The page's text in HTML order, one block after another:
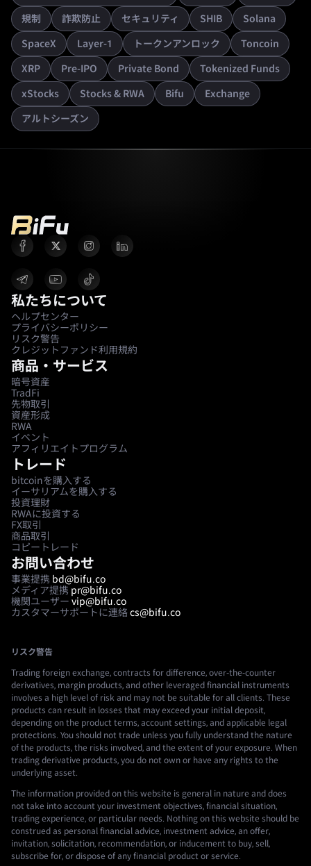
規制 詐欺防止 セキュリティ SHIB Solana
SpaceX Layer-1 トークンアンロック Toncoin
XRP Pre-IPO Private Bond Tokenized Funds
xStocks Stocks & RWA Bifu Exchange
アルトシーズン
私たちについて
ヘルプセンター
プライバシーポリシー
リスク警告
クレジットファンド利用規約
商品・サービス
暗号資産
TradFi
先物取引
資産形成
RWA
イベント
アフィリエイトプログラム
トレード
bitcoinを購入する
イーサリアムを購入する
投資理財
RWAに投資する
FX取引
商品取引
コピートレード
お問い合わせ
事業提携 bd@bifu.co
メディア提携 pr@bifu.co
機関ユーザー vip@bifu.co
カスタマーサポートに連絡cs@bifu.co
リスク警告
Trading foreign exchange, contracts for difference, over-the-counter
derivatives, margin products, and other leveraged financial instruments
involves a high level of risk and may not be suitable for all clients. These
products can result in losses that may exceed your initial deposit,
depending on the product terms, account settings, and applicable legal
protections. You should not trade unless you fully understand the nature
of the products, the risks involved, and the extent of your exposure. When
trading derivative products, you do not own or have any rights to the
underlying asset.
The information provided on this website is general in nature and does
not take into account your investment objectives, financial situation,
trading experience, or particular needs. Nothing on this website should be
construed as personal financial advice, investment advice, an offer,
invitation, solicitation, recommendation, or inducement to buy, sell,
subscribe for, or dispose of any financial product or service.